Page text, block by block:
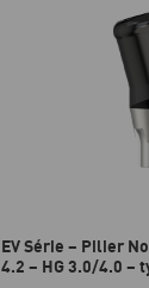
EV Série – Pilier
4.2 – HG 3.0/4.0 –